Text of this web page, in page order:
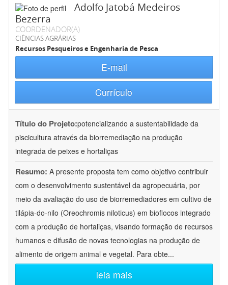
Adolfo Jatobá Medeiros
Bezerra
COORDENADOR(A)
CIÊNCIAS AGRÁRIAS
Recursos Pesqueiros e Engenharia de Pesca
E-mail
Currículo
Título do Projeto:potencializando a sustentabilidade da
piscicultura através da biorremediação na produção
integrada de peixes e hortaliças
Resumo: A presente proposta tem como objetivo contribuir
com o desenvolvimento sustentável da agropecuária, por
meio da avaliação do uso de biorremediadores em cultivo de
tilápia-do-nilo (Oreochromis niloticus) em bioflocos integrado
com a produção de hortaliças, visando formação de recursos
humanos e difusão de novas tecnologias na produção de
alimento de origem animal e vegetal. Para obte...
leia mais